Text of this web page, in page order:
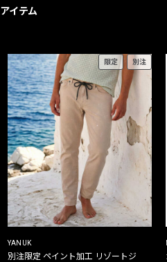
イテム
限定 別注
YANUK
別注限定 ペイント加工 リゾートジ